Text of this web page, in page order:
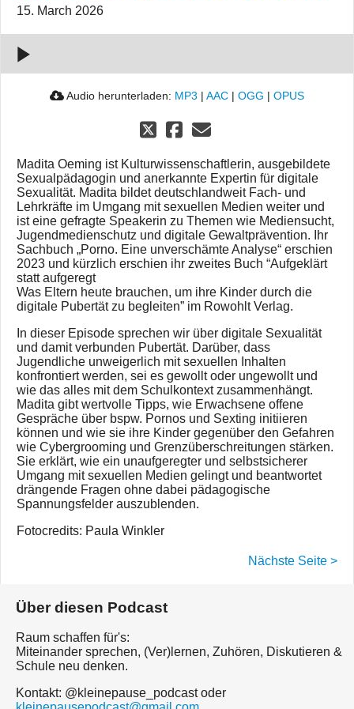
15. March 2026
in der
Schule.
Audio herunterladen: MP3 | AAC | OGG | OPUS
Madita Oeming ist Kulturwissenschaftlerin, ausgebildete
Sexualpädagogin und anerkannte Expertin für digitale
Sexualität. Madita bildet deutschlandweit Fach- und
Lehrkräfte im Umgang mit sexuellen Medien weiter und
ist eine gefragte Speakerin zu Themen wie Mediensucht,
Jugendmedienschutz und digitale Gewaltprävention. Ihr
Sachbuch „Porno. Eine unverschämte Analyse“ erschien
2023 und kürzlich erschien ihr zweites Buch “Aufgeklärt
statt aufgeregt
Was Eltern heute brauchen, um ihre Kinder durch die
digitale Pubertät zu begleiten” im Rowohlt Verlag.
In dieser Episode sprechen wir über digitale Sexualität
und damit verbunden Pubertät. Darüber, dass
Jugendliche unweigerlich mit sexuellen Inhalten
konfrontiert werden, sei es gewollt oder ungewollt und
wie das alles mit dem Schulkontext zusammenhängt.
Madita gibt wertvolle Tipps, wie Erwachsene offene
Gespräche über bspw. Pornos und Sexting initiieren
können und wie sie ihre Kinder gegenüber den Gefahren
wie Cybergrooming und Grenzüberschreitungen stärken.
Sie erklärt, wie ein unaufgeregter und selbstsicherer
Umgang mit sexuellen Medien gelingt und beantwortet
drängende Fragen ohne dabei pädagogische
Spannungsfelder auszublenden.
Fotocredits: Paula Winkler
Nächste Seite >
Über diesen Podcast
Raum schaffen für's:
Miteinander sprechen, (Ver)lernen, Zuhören, Diskutieren &
Schule neu denken.
Kontakt: @kleinepause_podcast oder